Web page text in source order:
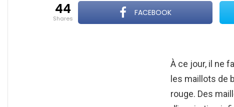
44
shares
FACEBOOK
À ce jour, il ne
les maillots de
rouge. Des